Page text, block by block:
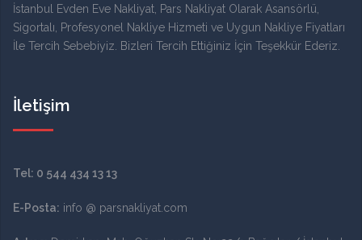
İstanbul Evden Eve Nakliyat, Pars Nakliyat Olarak Asansörlü,
Sigortalı, Profesyonel Nakliye Hizmeti ve Uygun Nakliye Fiyatları
İle Tercih Sebebiyiz. Bizleri Tercih Ettiğiniz İçin Teşekkür Ederiz.
İletişim
Tel: 0 544 434 13 13
E-Posta: info @ parsnakliyat.com